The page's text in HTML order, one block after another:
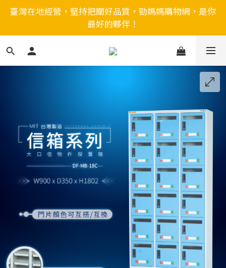
臺灣在地經營，堅持把關好品質，勁媽媽購物網，是你
最好的夥伴！